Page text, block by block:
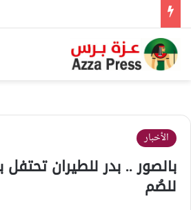
الأخبار
بالصور .. بدر للطيران تحتفل
للصُم